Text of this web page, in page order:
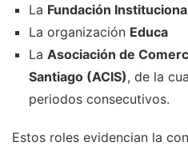
La Fundación
La organización Educa
La Asociación de
Santiago (ACIS), de la
periodos consecutivos.
Estos roles evidencian la